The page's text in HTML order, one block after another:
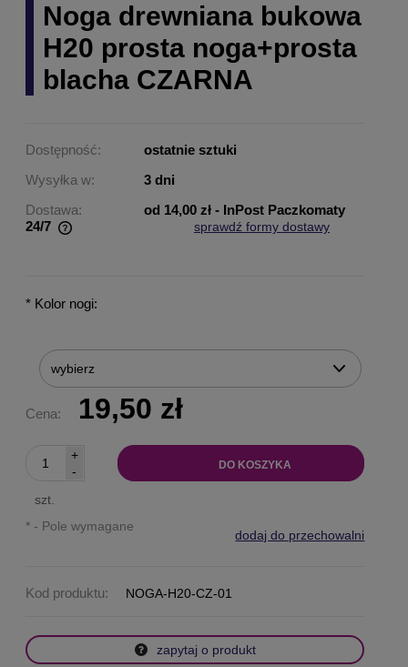
Noga drewniana bukowa
H20 prosta noga+prosta
blacha CZARNA
Dostępność:
ostatnie sztuki
Wysyłka w:
3 dni
Dostawa:
od 14,00 zł - InPost Paczkomaty
24/7
sprawdź formy dostawy
* Kolor nogi:
Cena: 19,50 zł
-
+
szt.
DO KOSZYKA
dodaj do przechowalni
* - Pole wymagane
Kod produktu: NOGA-H20-CZ-01
zapytaj o produkt